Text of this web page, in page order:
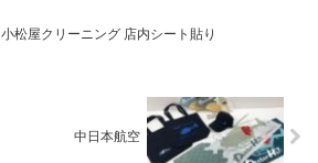
小松屋クリーニング 店内シート貼り
中日本航空